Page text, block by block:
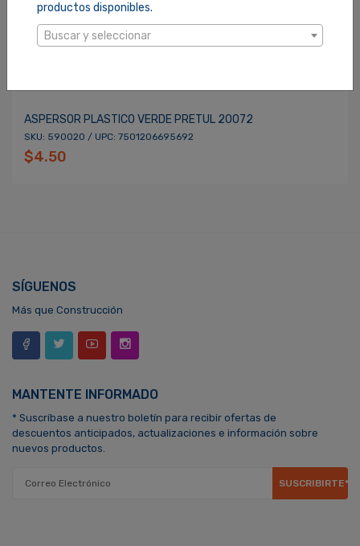
productos disponibles.
Buscar y seleccionar
ASPERSOR PLASTICO VERDE PRETUL 20072
SKU: 590020 / UPC: 7501206695692
$4.50
SÍGUENOS
Más que Construcción
MANTENTE INFORMADO
* Suscríbase a nuestro boletín para recibir ofertas de
descuentos anticipados, actualizaciones e información sobre
nuevos productos.
SUSCRIBIRTE*